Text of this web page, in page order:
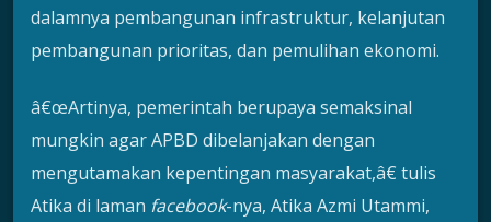
dalamnya pembangunan infrastruktur, kelanjutan
pembangunan prioritas, dan pemulihan ekonomi.
â€œArtinya, pemerintah berupaya semaksinal
mungkin agar APBD dibelanjakan dengan
mengutamakan kepentingan masyarakat,â€ tulis
Atika di laman facebook-nya, Atika Azmi Utammi,